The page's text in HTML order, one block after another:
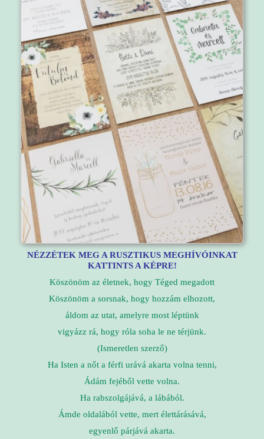
NÉZZÉTEK MEG A RUSZTIKUS MEGHÍVÓINKAT
KATTINTS A KÉPRE!
Köszönöm az életnek, hogy Téged megadott
Köszönöm a sorsnak, hogy hozzám elhozott,
áldom az utat, amelyre most léptünk
vigyázz rá, hogy róla soha le ne térjünk.
(Ismeretlen szerző)
Ha Isten a nőt a férfi urává akarta volna tenni,
Ádám fejéből vette volna.
Ha rabszolgájává, a lábából.
Ámde oldalából vette, mert élettárásává,
egyenlő párjává akarta.